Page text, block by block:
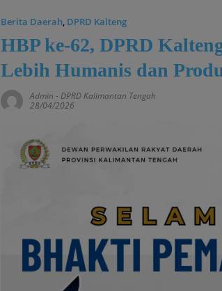
Berita Daerah, DPRD Kalteng
HBP ke-62, DPRD
Lebih Humanis dan
Admin - DPRD Kalimantan Tengah
28/04/2026